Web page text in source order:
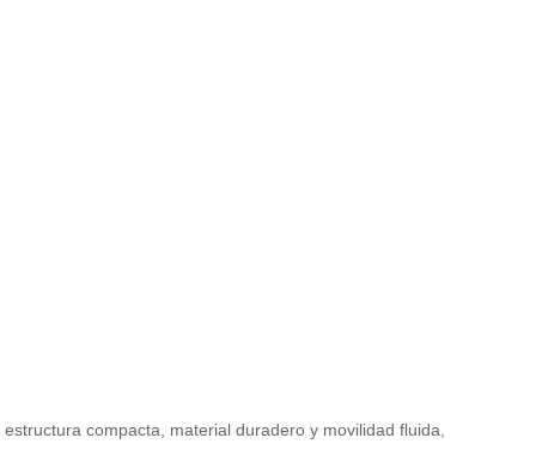
compacta, material duradero y movilidad fluida,